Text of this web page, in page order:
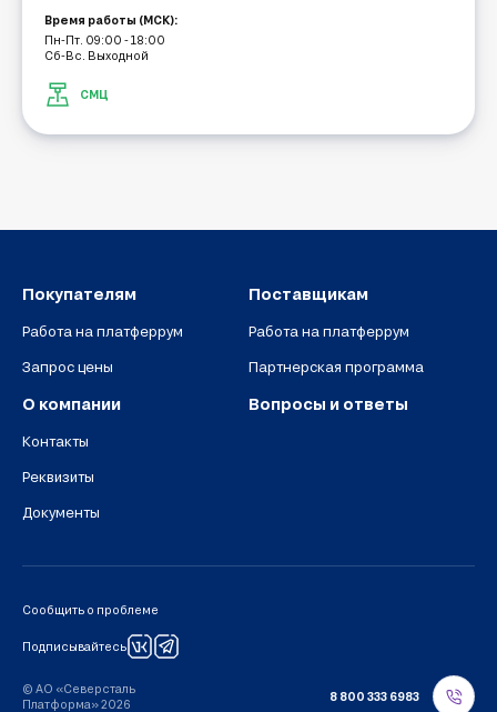
Время работы (МСК):
Пн-Пт. 09:00 - 18:00
Сб-Вс. Выходной
СМЦ
Покупателям
Работа на платферрум
Запрос цены
Поставщикам
Работа на платферрум
Партнерская программа
О компании
Контакты
Реквизиты
Документы
Вопросы и ответы
Сообщить о проблеме
© АО «Северсталь
Платформа» 2026
Подписывайтесь
8 800 333 6983